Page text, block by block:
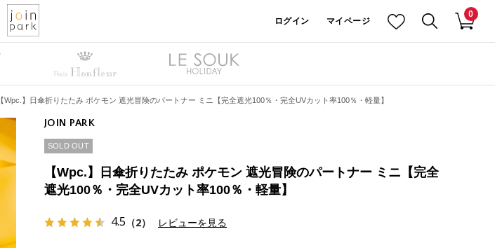
ログイン マイページ
0
【Wpc.】日傘折りたたみ ポケモン 遮光冒険のパートナー ミニ【完全遮光100％・完全UVカット率100％・軽量】
JOIN PARK
SOLD OUT
【Wpc.】日傘折りたたみ ポケモン 遮光冒険のパートナー ミニ【完全
遮光100％・完全UVカット率100％・軽量】
4.5 （2） レビューを見る